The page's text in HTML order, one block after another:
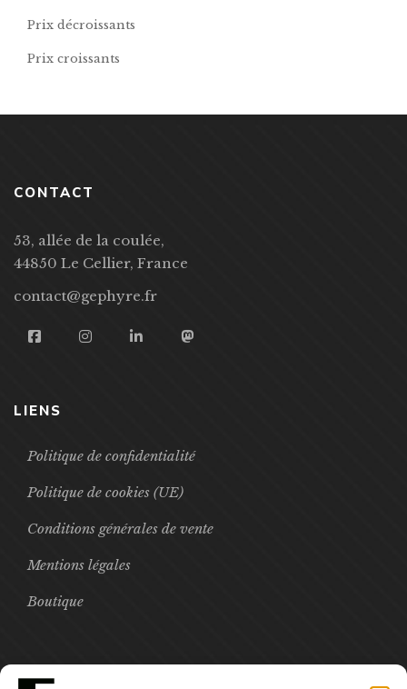
Prix décroissants
Prix croissants
CONTACT
53, allée de la coulée,
44850 Le Cellier, France
contact@gephyre.fr
LIENS
Politique de confidentialité
Politique de cookies (UE)
Conditions générales de vente
Mentions légales
Boutique